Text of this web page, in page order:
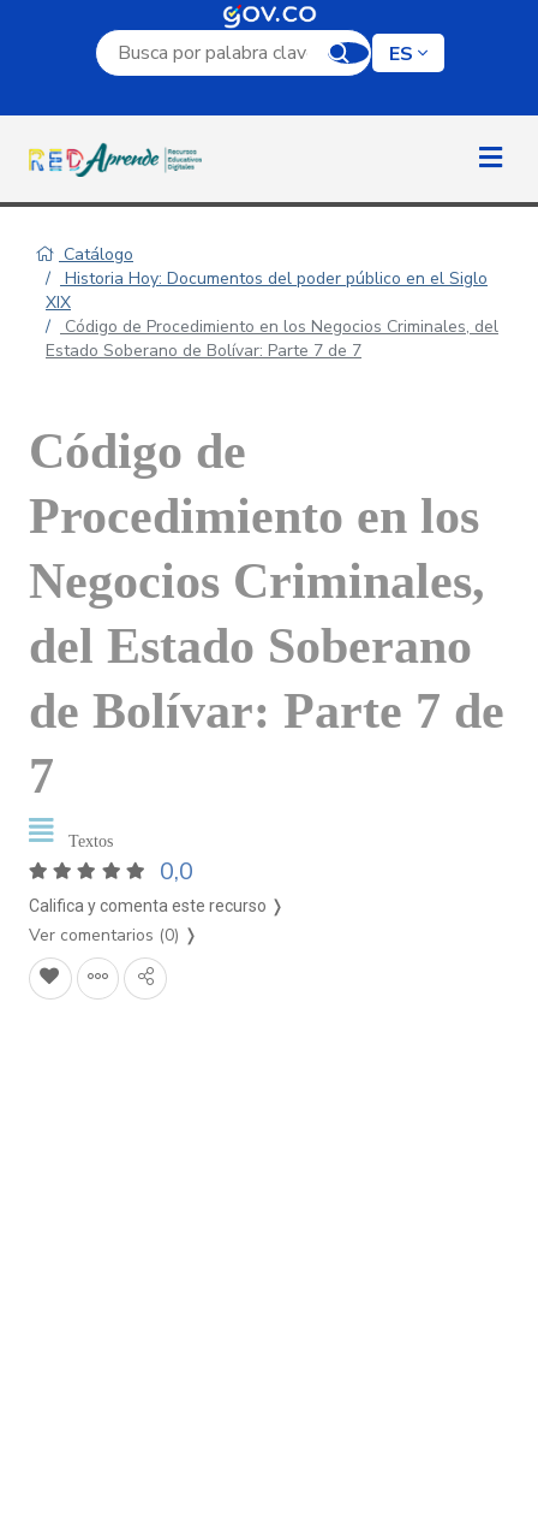
Campo de búsqueda por palabra clave
ES
Catálogo
Historia Hoy: Documentos del poder público en el Siglo
XIX
Código de Procedimiento en los Negocios Criminales, del
Estado Soberano de Bolívar: Parte 7 de 7
Código de
Procedimiento en los
Negocios Criminales,
del Estado Soberano
de Bolívar: Parte 7 de
7
Textos
0,0
Califica y comenta este recurso ❭
Ver comentarios (0) ❭